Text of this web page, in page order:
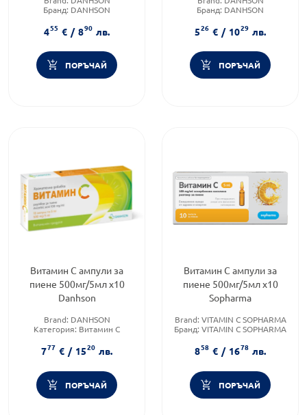
Бранд: DANHSON
455 € / 890 лв.
ПОРЪЧАЙ
Бранд: DANHSON
526 € / 1029 лв.
ПОРЪЧАЙ
Витамин С ампули за
пиене 500мг/5мл х10
Danhson
Brand: DANHSON
Категория: Витамин C
777 € / 1520 лв.
ПОРЪЧАЙ
Витамин С ампули за
пиене 500мг/5мл х10
Sopharma
Brand: VITAMIN C SOPHARMA
Бранд: VITAMIN C SOPHARMA
858 € / 1678 лв.
ПОРЪЧАЙ